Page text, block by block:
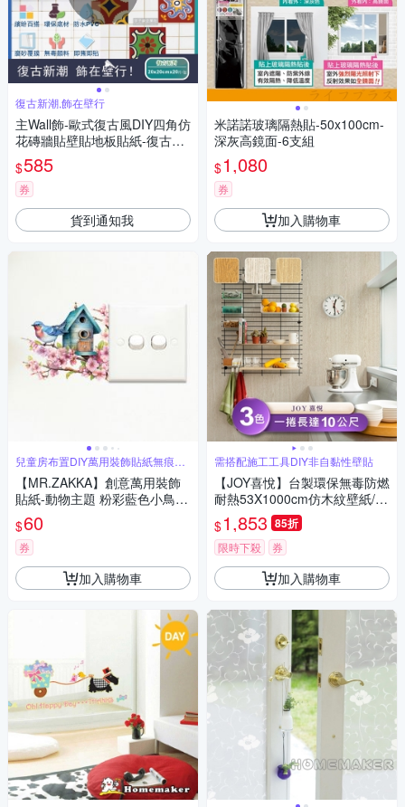
復古新潮,飾在壁行
主Wall飾-歐式復古風DIY四角仿
花磚牆貼壁貼地板貼紙-復古派
對款(20x20cm每套20片 防水
即撕即貼)
$585
券
貨到通知我
兒童房布置DIY萬用裝飾貼紙無痕牆
貼
【MR.ZAKKA】創意萬用裝飾
貼紙-動物主題 粉彩藍色小鳥鳥
窩 兒童房布置 DIY可移式壁貼
無痕壁貼 牆貼
$60
券
加入購物車
米諾諾玻璃隔熱貼-50x100cm-
深灰高鏡面-6支組
$1,080
券
加入購物車
需搭配施工工具DIY非自黏性壁貼
【JOY喜悅】台製環保無毒防燃
耐熱53X1000cm仿木紋壁紙/壁
貼3捲
$1,853 85折
限時下殺 券
加入購物車